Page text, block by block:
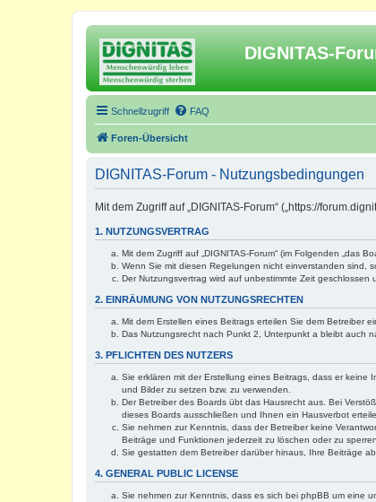
DIGNITAS-
Schnellzugriff FAQ
Foren-Übersicht
DIGNITAS-Forum - Nutzungsbedingungen
Mit dem Zugriff auf „DIGNITAS-Forum“ („https://
1. NUTZUNGSVERTRAG
Mit dem Zugriff auf „DIGNITAS-Forum“ (im Folgenden „das
Wenn Sie mit diesen Regelungen nicht einverstanden sind,
Der Nutzungsvertrag wird auf unbestimmte Zeit
2. EINRÄUMUNG VON NUTZUNGSRECHTEN
Mit dem Erstellen eines Beitrags erteilen Sie dem Betreiber
Das Nutzungsrecht nach Punkt 2, Unterpunkt a bleibt auch
3. PFLICHTEN DES NUTZERS
Sie erklären mit der Erstellung eines Beitrags, dass er
und Bilder zu setzen bzw. zu verwenden.
Der Betreiber des Boards übt das Hausrecht aus. Bei
dieses Boards ausschließen und Ihnen ein Hausverbot
Sie nehmen zur Kenntnis, dass der Betreiber keine
Beiträge und Funktionen jederzeit zu löschen oder zu sperren.
Sie gestatten dem Betreiber darüber hinaus, Ihre Beiträge
4. GENERAL PUBLIC LICENSE
Sie nehmen zur Kenntnis, dass es sich bei phpBB um eine